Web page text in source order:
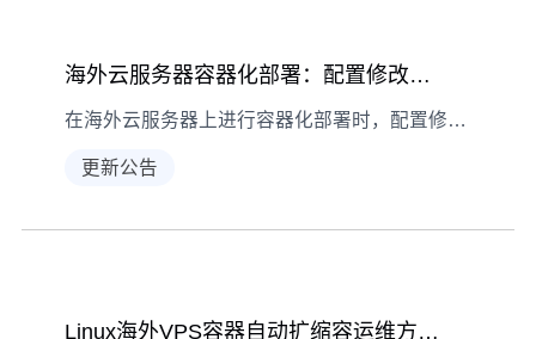
海外云服务器容器化部署：配置修改的实用技巧
在海外云服务器上进行容器化部署时，配置修改是常见操作。本文以Nginx容器为例，分享挂载外部文件、使用配置工具等技巧，帮你解决配置丢失、操作低效等问题。
更新公告
Linux海外VPS容器自动扩缩容运维方案解析